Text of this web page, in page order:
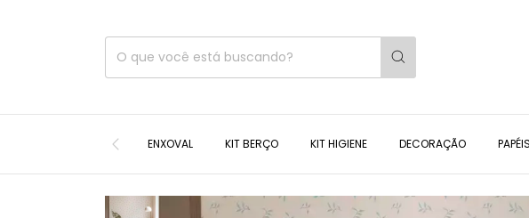
ENXOVAL KIT BERÇO KIT HIGIENE DECORAÇÃO